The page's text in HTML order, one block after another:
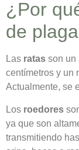
¿Por
de
Las ratas son un
centímetros y un
Actualmente, se
Los roedores
ya que son
transmitiendo